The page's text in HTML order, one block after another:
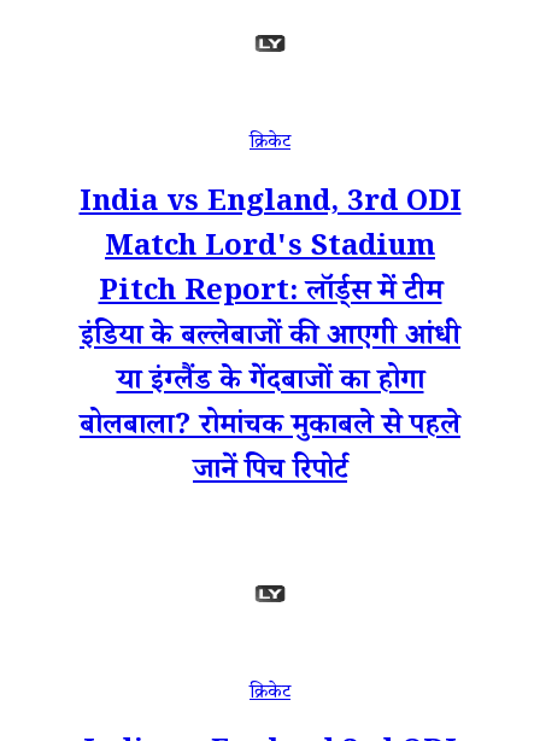
क्रिकेट
India vs England, 3rd ODI
Match Lord's Stadium
Pitch Report: लॉर्ड्स में टीम
इंडिया के बल्लेबाजों की आएगी आंधी
या इंग्लैंड के गेंदबाजों का होगा
बोलबाला? रोमांचक मुकाबले से पहले
जानें पिच रिपोर्ट
क्रिकेट